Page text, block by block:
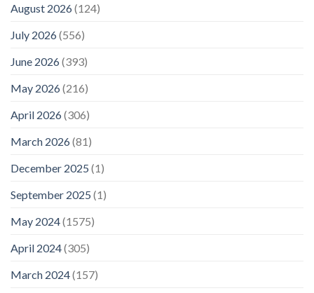
August 2026(124)
July 2026(556)
June 2026(393)
May 2026(216)
April 2026(306)
March 2026(81)
December 2025 (1)
September 2025 (1)
May 2024(1575)
April 2024(305)
March 2024(157)